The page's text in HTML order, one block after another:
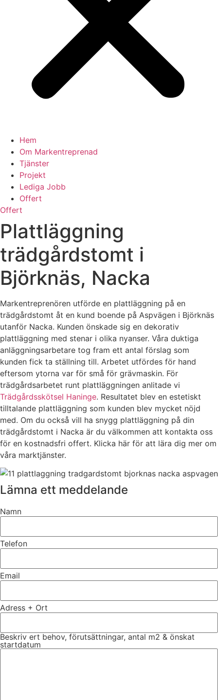
Hem
Om Markentreprenad
Tjänster
Projekt
Lediga Jobb
Offert
Offert
Plattläggning
trädgårdstomt i
Björknäs, Nacka
Markentreprenören utförde en plattläggning på en
trädgårdstomt åt en kund boende på Aspvägen i Björknäs
utanför Nacka. Kunden önskade sig en dekorativ
plattläggning med stenar i olika nyanser. Våra duktiga
anläggningsarbetare tog fram ett antal förslag som
kunden fick ta ställning till. Arbetet utfördes för hand
eftersom ytorna var för små för grävmaskin. För
trädgårdsarbetet runt plattläggningen anlitade vi
Trädgårdsskötsel Haninge. Resultatet blev en estetiskt
tilltalande plattläggning som kunden blev mycket nöjd
med. Om du också vill ha snygg plattläggning på din
trädgårdstomt i Nacka är du välkommen att kontakta oss
för en kostnadsfri offert. Klicka här för att lära dig mer om
våra marktjänster.
Lämna ett meddelande
Namn
Telefon
Email
Adress + Ort
Beskriv ert behov, förutsättningar, antal m2 & önskat
startdatum